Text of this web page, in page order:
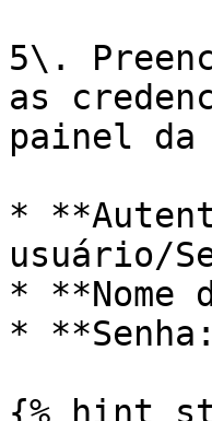
5\.
as
painel da
*
usuário/
* **Nome
*
{% hint